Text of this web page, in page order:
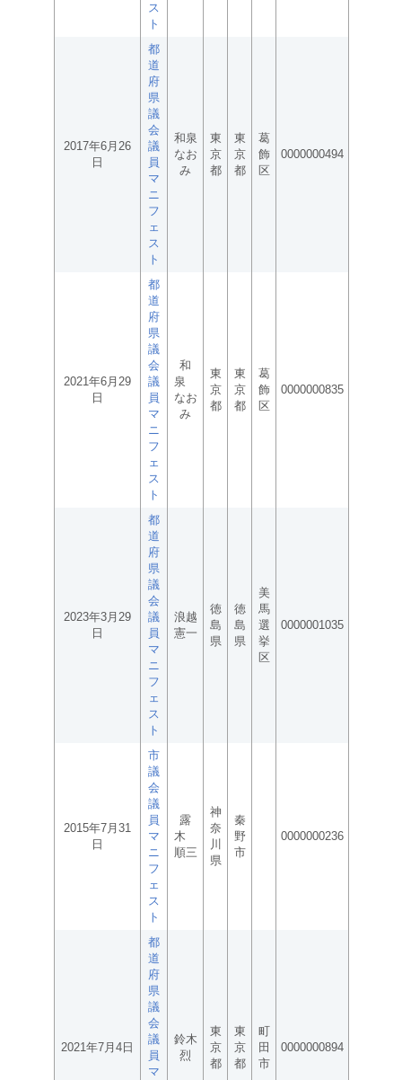
ス
ト
2017年6月26
日
都
道
府
県
議
会
議
員
マ
ニ
フ
ェ
ス
ト
和泉
なお
み
東
京
都
東
京
都
葛
飾
区
0000000494
2021年6月29
日
都
道
府
県
議
会
議
員
マ
ニ
フ
ェ
ス
ト
和
泉
なお
み
東
京
都
東
京
都
葛
飾
区
0000000835
2023年3月29
日
都
道
府
県
議
会
議
員
マ
ニ
フ
ェ
ス
ト
浪越
憲一
徳
島
県
徳
島
県
美
馬
選
挙
区
0000001035
2015年7月31
日
市
議
会
議
員
マ
ニ
フ
ェ
ス
ト
露
木
順三
神
奈
川
県
秦
野
市
0000000236
2021年7月4日
都
道
府
県
議
会
議
員
マ
鈴木
烈
東
京
都
東
京
都
町
田
市
0000000894